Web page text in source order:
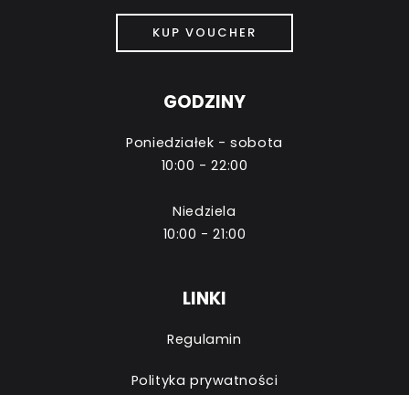
KUP VOUCHER
GODZINY
Poniedziałek - sobota
10:00 - 22:00
Niedziela
10:00 - 21:00
LINKI
Regulamin
Polityka prywatności